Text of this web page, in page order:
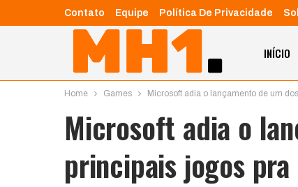
Contato Equipe Política De Privacidade
INÍCIO
Home Games Microsoft adia o lançamento de um
Microsoft adia o
principais jogos